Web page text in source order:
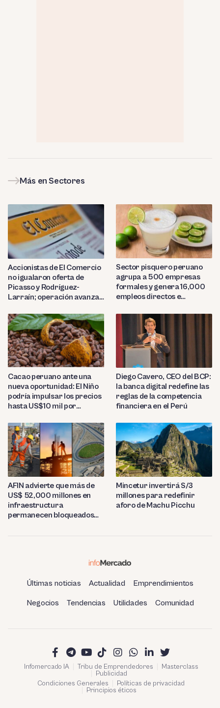
Más en Sectores
Accionistas de El Comercio
no igualaron oferta de
Picasso y Rodríguez-
Larraín; operación avanza
Sector pisquero peruano
agrupa a 500 empresas
formales y genera 16,000
empleos directos e
Cacao peruano ante una
nueva oportunidad: El Niño
podría impulsar los precios
hasta US$10 mil por
Diego Cavero, CEO del BCP:
la banca digital redefine las
reglas de la competencia
financiera en el Perú
AFIN advierte que más de
US$ 52,000 millones en
infraestructura
permanecen bloqueados
Mincetur invertirá S/3
millones para redefinir
aforo de Machu Picchu
Últimas noticias Actualidad Emprendimientos
Negocios Tendencias Utilidades Comunidad
Infomercado IA Tribu de Emprendedores
Masterclass
Publicidad
Condiciones Generales
Políticas de privacidad
Principios éticos